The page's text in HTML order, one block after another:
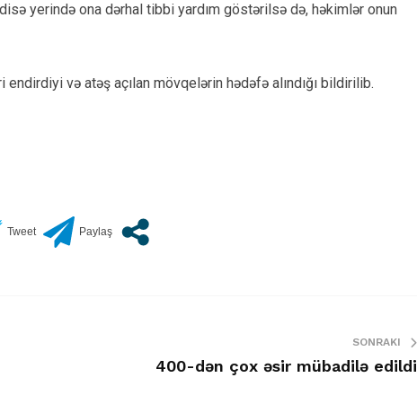
yerində ona dərhal tibbi yardım göstərilsə də, həkimlər onun
və atəş açılan mövqelərin hədəfə alındığı bildirilib.
SONRAKI
400-dən çox əsir mübadilə edildi